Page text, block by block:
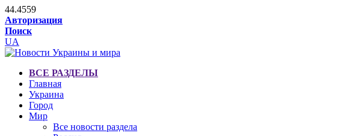
44.4559
Авторизация
Поиск
UA
ВСЕ РАЗДЕЛЫ
Главная
Украина
Город
Мир
Все новости раздела